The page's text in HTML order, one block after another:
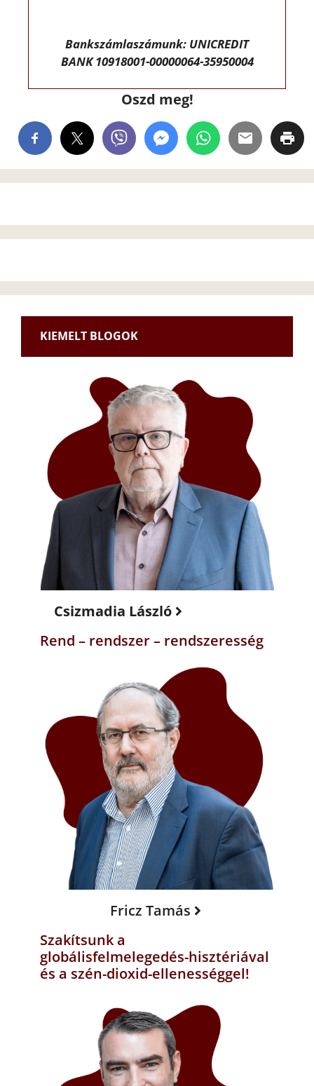
Bankszámlaszámunk: UNICREDIT
BANK 10918001-00000064-35950004
Oszd meg!
KIEMELT BLOGOK
Csizmadia László
Rend – rendszer – rendszeresség
Fricz Tamás
Szakítsunk a
globálisfelmelegedés-hisztériával
és a szén-dioxid-ellenességgel!